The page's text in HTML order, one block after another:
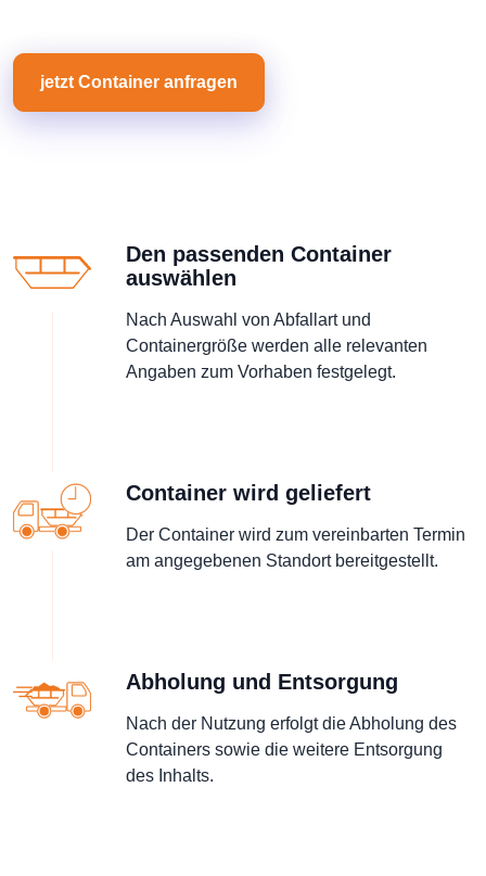
jetzt Container anfragen
Den passenden Container
auswählen
Nach Auswahl von Abfallart und
Containergröße werden alle relevanten
Angaben zum Vorhaben festgelegt.
Container wird geliefert
Der Container wird zum vereinbarten Termin
am angegebenen Standort bereitgestellt.
Abholung und Entsorgung
Nach der Nutzung erfolgt die Abholung des
Containers sowie die weitere Entsorgung
des Inhalts.